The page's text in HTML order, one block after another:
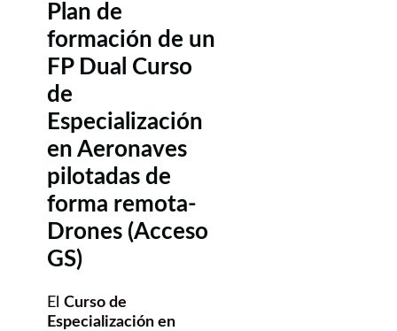
Plan de
formación de un
FP Dual Curso
de
Especialización
en Aeronaves
pilotadas de
forma remota-
Drones (Acceso
GS)
El Curso de
Especialización en